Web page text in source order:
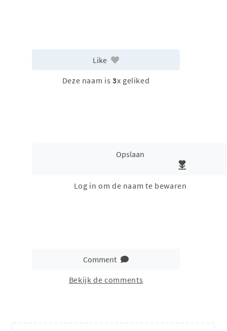
Like
Deze naam is 3x geliked
Opslaan
Log in om de naam te bewaren
Comment
Bekijk de comments